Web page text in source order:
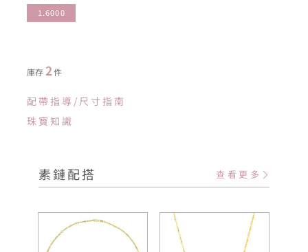
1.6000
庫存 2件
配帶指導/尺寸指南
珠寶知識
素鏈配搭 查看更多